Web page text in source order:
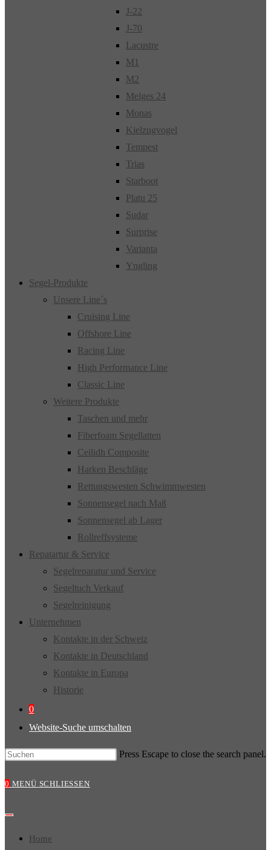
J-22
J-70
Lacustre
M1
M2
Melges 24
Monas
Kielzugvogel
Tempest
Trias
Starboot
Platu 25
Sudar
Surprise
Varianta
Yngling
Segel-Produkte
Unsere Line´s
Cruising Line
Offshore Line
Racing Line
High Performance Line
Classic Line
Weitere Produkte
Taschen und mehr
Fiberfoam Segellatten
Ceilidh Composite
Harken Beschläge
Rettungswesten Schwimmwesten
Sonnensegel nach Maß
Sonnensegel ab Lager
Rollreffsysteme
Repatartur & Service
Segelreparatur und Service
Segeltuch Verkauf
Segelreinigung
Unternehmen
Kontakte in der Schweiz
Kontakte in Deutschland
Kontakte in Europa
Historie
0
Website-Suche umschalten
Press Escape to close the search panel.
0 MENÜ SCHLIESSEN
Home